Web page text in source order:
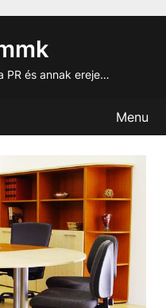
PR és annak ereje…
Menu